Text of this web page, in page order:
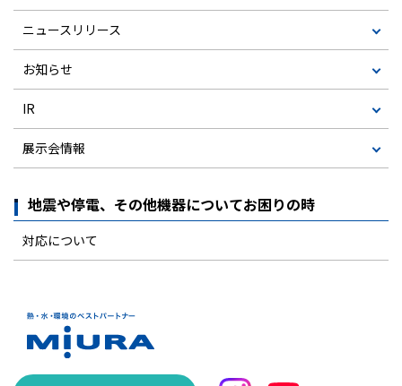
ニュースリリース
お知らせ
IR
展示会情報
地震や停電、その他機器についてお困りの時
対応について